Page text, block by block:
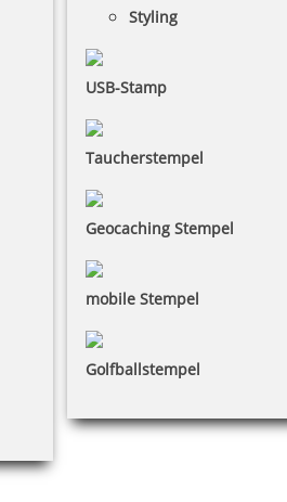
Styling
USB-Stamp
Taucherstempel
Geocaching Stempel
mobile Stempel
Golfballstempel